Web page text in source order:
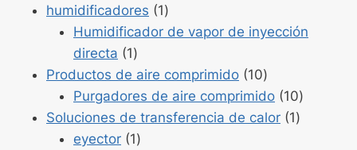
humidificadores 1Producto
1
Humidificador de vapor de inyección
directa
1Producto
1
Productos de aire comprimido 10Productos
10
Purgadores de aire comprimido 10
10
Soluciones de transferencia de calor 1Producto
eyector 1Producto